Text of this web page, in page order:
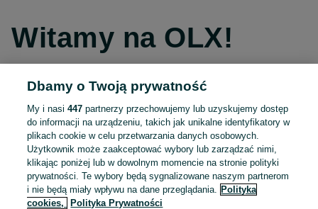
Witamy na OLX!
Kontynuuj przez Facebooka
Kontynuuj przez konto Apple
Kontynuuj przez konto Google
Dbamy o Twoją prywatność
My i nasi447 partnerzy przechowujemy lub uzyskujemy dostęp
do informacji na urządzeniu, takich jak unikalne identyfikatory w
plikach cookie w celu przetwarzania danych osobowych.
Użytkownik może zaakceptować wybory lub zarządzać nimi,
klikając poniżej lub w dowolnym momencie na stronie polityki
prywatności. Te wybory będą sygnalizowane naszym partnerom
i nie będą miały wpływu na dane przeglądania.
Polityka
cookies,
Polityka Prywatności